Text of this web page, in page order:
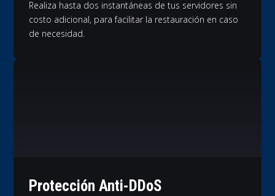
Realiza hasta dos instantáneas de tus servidores sin
costo adicional, para facilitar la restauración en caso
de necesidad.
Protección Anti-DDoS